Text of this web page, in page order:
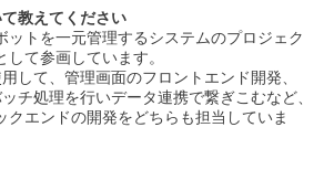
教えてください
ットを一元管理するシステムのプロジェク
して参画しています。
して、管理画面のフロントエンド開発、
チ処理を行いデータ連携で繋ぎこむなど、
クエンドの開発をどちらも担当していま